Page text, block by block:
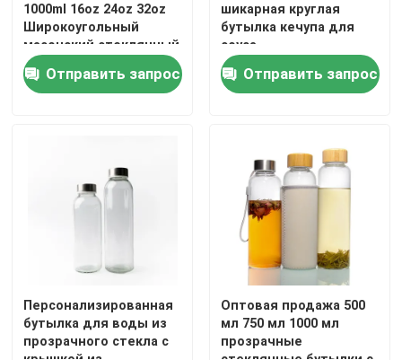
1000ml 16oz 24oz 32oz
Широкоугольный
масонский стеклянный
банка с крышкой в
большом количестве
Отправить запрос
шикарная круглая
бутылка кечупа для
соуса
Отправить запрос
Персонализированная
бутылка для воды из
прозрачного стекла с
Оптовая продажа 500
мл 750 мл 1000 мл
прозрачные